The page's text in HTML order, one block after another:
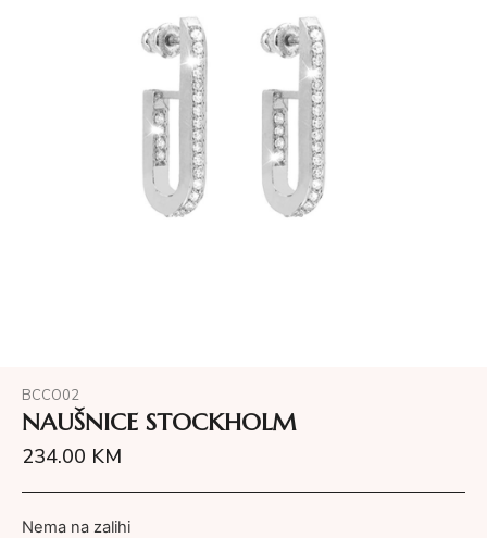
BCCO02
NAUŠNICE STOCKHOLM
234.00 KM
Nema na zalihi